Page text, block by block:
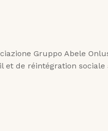
Gruppo Abele
et de réintégration